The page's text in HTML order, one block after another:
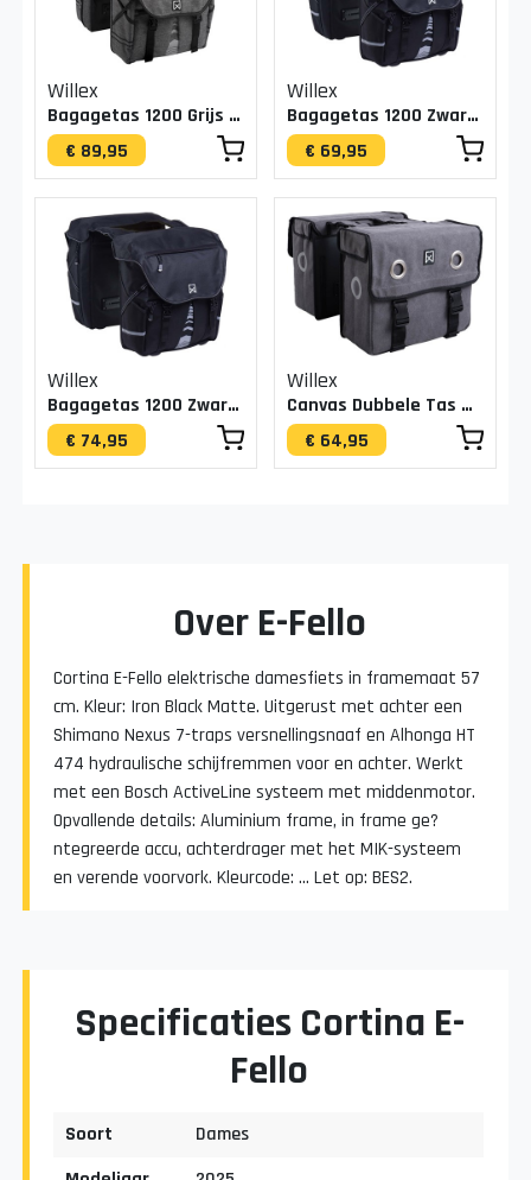
Willex
Bagagetas 1200 Grijs 50L
€ 89,95
Willex
Bagagetas 1200 Zwart 20L
€ 69,95
Willex
Bagagetas 1200 Zwart 28L
€ 74,95
Willex
Canvas Dubbele Tas Grijs
€ 64,95
Over E-Fello
Cortina E-Fello elektrische damesfiets in framemaat 57
cm. Kleur: Iron Black Matte. Uitgerust met achter een
Shimano Nexus 7-traps versnellingsnaaf en Alhonga HT
474 hydraulische schijfremmen voor en achter. Werkt
met een Bosch ActiveLine systeem met middenmotor.
Opvallende details: Aluminium frame, in frame ge?
ntegreerde accu, achterdrager met het MIK-systeem
en verende voorvork. Kleurcode: ... Let op: BES2.
Specificaties Cortina E-
Fello
Soort
Dames